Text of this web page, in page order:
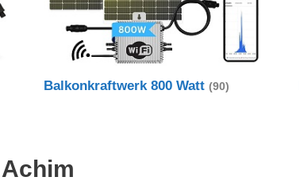
Balkonkraftwerk 800 Watt(90)